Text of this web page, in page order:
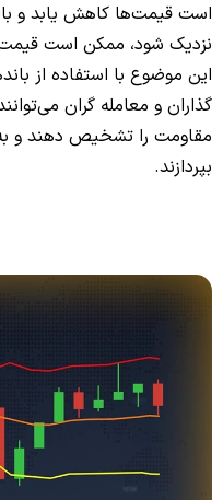
است قیمت‌ها کاهش یابد و
نزدیک شود، ممکن است
این موضوع با استفاده از
گذاران و معامله گران
مقاومت را تشخیص دهند و به
بپردازند.